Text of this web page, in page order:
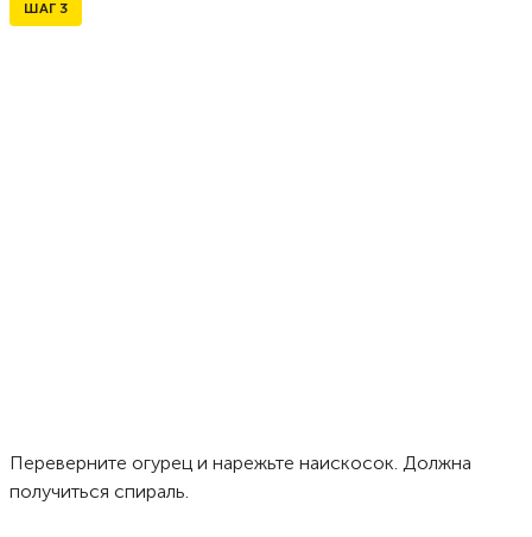
ШАГ 3
Переверните огурец и нарежьте наискосок. Должна
получиться спираль.